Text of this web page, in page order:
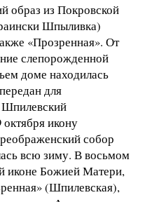
образ из Покровской
Шпыливка)
«Прозренная». От
слепорожденной
доме находилась
для
Шпилевский
икону
собор
всю зиму. В восьмом
иконе Божией Матери,
(Шпилевская),